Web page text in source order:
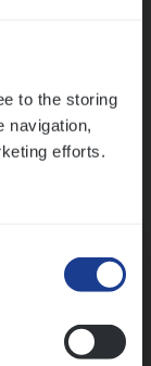
to the storing
navigation,
efforts.